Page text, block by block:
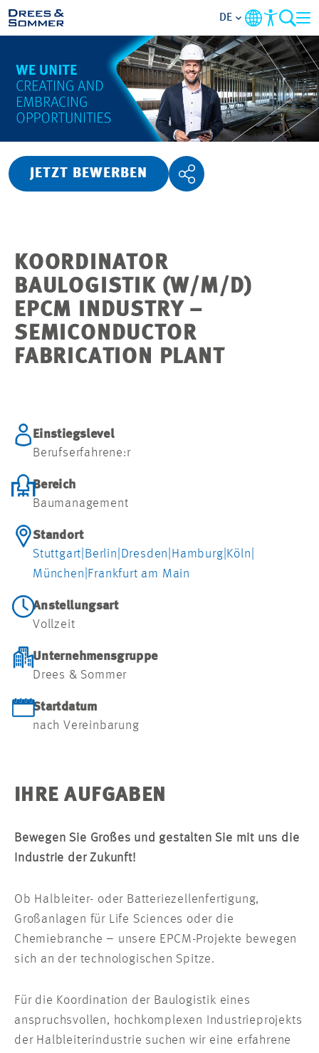
ÜBERSICHT
ÜBER UNS
TÄTIGKEITSBEREICHE
RUND UMS BEWERBEN
STELLENANGEBOTE
DE
JETZT BEWERBEN
KOORDINATOR
BAULOGISTIK (W/M/D)
EPCM INDUSTRY –
SEMICONDUCTOR
FABRICATION PLANT
Einstiegslevel
Berufserfahrene:r
Bereich
Baumanagement
Standort
Stuttgart Berlin Dresden Hamburg Köln
München Frankfurt am Main
Anstellungsart
Vollzeit
Unternehmensgruppe
Drees & Sommer
Startdatum
nach Vereinbarung
IHRE AUFGABEN
Bewegen Sie Großes und gestalten Sie mit uns die
Industrie der Zukunft!
Ob Halbleiter- oder Batteriezellenfertigung,
Großanlagen für Life Sciences oder die
Chemiebranche – unsere EPCM-Projekte bewegen
sich an der technologischen Spitze.
Für die Koordination der Baulogistik eines
anspruchsvollen, hochkomplexen Industrieprojekts
der Halbleiterindustrie suchen wir eine erfahrene